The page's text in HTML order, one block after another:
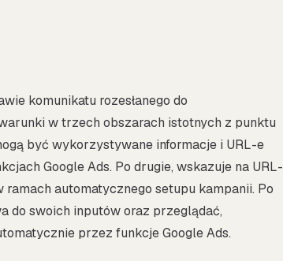
komunikatu rozesłanego do
w trzech obszarach istotnych z punktu
być wykorzystywane informacje i URL-e
Google Ads. Po drugie, wskazuje na URL-
automatycznego setupu kampanii. Po
do swoich inputów oraz przeglądać,
przez funkcje Google Ads.